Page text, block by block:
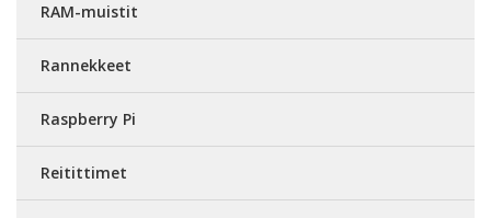
RAM-muistit
Rannekkeet
Raspberry Pi
Reitittimet